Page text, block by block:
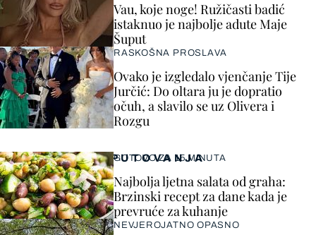
Vau, koje noge! Ružičasti badić
istaknuo je najbolje adute Maje
Šuput
RASKOŠNA PROSLAVA
Ovako je izgledalo vjenčanje Tije
Jurčić: Do oltara ju je dopratio
očuh, a slavilo se uz Olivera i
Rozgu
PUTOVANJA
GOTOVO ZA 15 MINUTA
Najbolja ljetna salata od graha:
Brzinski recept za dane kada je
prevruće za kuhanje
NEVJEROJATNO OPASNO